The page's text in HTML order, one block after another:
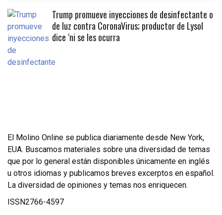
Trump promueve inyecciones de desinfectante o
de luz contra CoronaVirus; productor de Lysol
dice ‘ni se les ocurra
El Molino Online se publica diariamente desde New York,
EUA. Buscamos materiales sobre una diversidad de temas
que por lo general están disponibles únicamente en inglés
u otros idiomas y publicamos breves excerptos en español.
La diversidad de opiniones y temas nos enriquecen.
ISSN2766-4597